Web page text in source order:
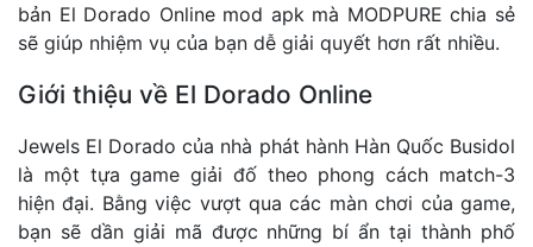
bản El Dorado Online mod apk mà MODPURE chia sẻ
sẽ giúp nhiệm vụ của bạn dễ giải quyết hơn rất nhiều.
Giới thiệu về El Dorado Online
Jewels El Dorado của nhà phát hành Hàn Quốc Busidol
là một tựa game giải đố theo phong cách match-3
hiện đại. Bằng việc vượt qua các màn chơi của game,
bạn sẽ dần giải mã được những bí ẩn tại thành phố